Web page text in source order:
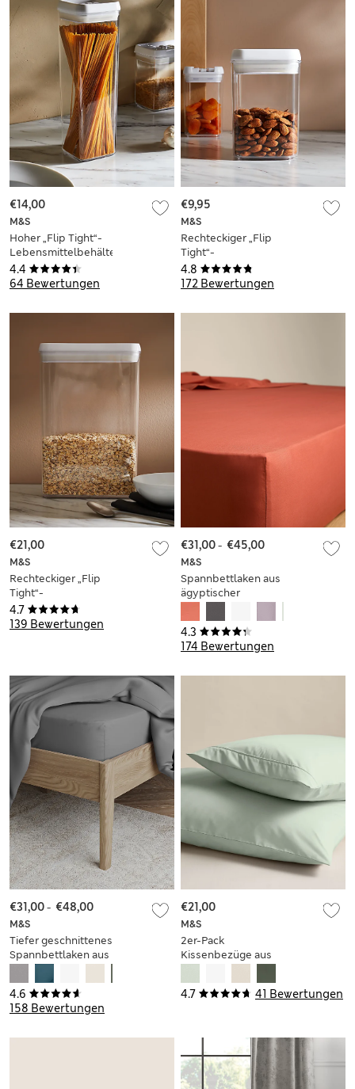
4.4
64 Bewertungen
M&S
Hoher „Flip Tight“-
Lebensmittelbehälter
1,9 l
€14,00
4.8
172 Bewertungen
M&S
Rechteckiger „Flip
Tight“-
Lebensmittelbehälter
0,8 l
€9,95
4.7
139 Bewertungen
M&S
Rechteckiger „Flip
Tight“-
Lebensmittelbehälter
4,4 l
€21,00
4.3
174 Bewertungen
M&S
Spannbettlaken aus
ägyptischer
(Fadenzahl 230)
€31,00- €45,00
4.6
158 Bewertungen
M&S
Tiefer geschnittenes
Spannbettlaken aus
ägyptischer
Baumwolle
(Fadenzahl 230)
€31,00- €48,00
4.7 41 Bewertungen
M&S
2er-Pack
Kissenbezüge aus
Baumwolle
(Fadenzahl 230)
€21,00